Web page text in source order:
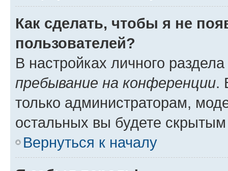
Как сделать, чтобы я не
пользователей?
В настройках личного
пребывание на конференции.
только администраторам,
остальных вы будете
Вернуться к началу